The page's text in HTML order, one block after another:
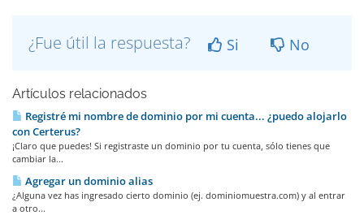
¿Fue útil la respuesta? Si No
Artículos relacionados
Registré mi nombre de dominio por mi cuenta... ¿puedo alojarlo
con Certerus?
¡Claro que puedes! Si registraste un dominio por tu cuenta, sólo tienes que
cambiar la...
Agregar un dominio alias
¿Alguna vez has ingresado cierto dominio (ej. dominiomuestra.com) y al entrar
a otro...